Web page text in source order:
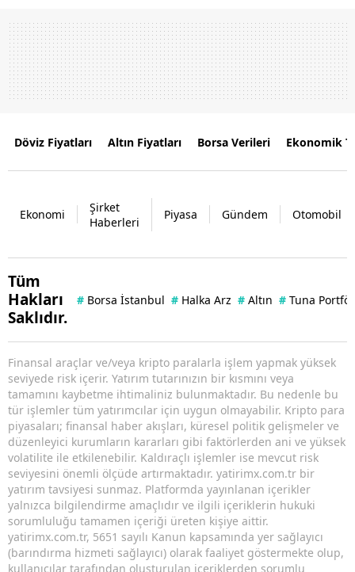
Döviz Fiyatları Altın Fiyatları Borsa Verileri Ekonomik
Ekonomi
Şirket
Haberleri
Piyasa Gündem Otomobil
Tüm
Hakları
Saklıdır.
# Borsa İstanbul # Halka Arz # Altın # Tuna
Finansal araçlar ve/veya kripto paralarla işlem yapmak yüksek
seviyede risk içerir. Yatırım tutarınızın bir kısmını veya
tamamını kaybetme ihtimaliniz bulunmaktadır. Bu nedenle bu
tür işlemler tüm yatırımcılar için uygun olmayabilir. Kripto para
piyasaları; finansal haber akışları, küresel politik gelişmeler ve
düzenleyici kurumların kararları gibi faktörlerden ani ve yüksek
volatilite ile etkilenebilir. Kaldıraçlı işlemler ise mevcut risk
seviyesini önemli ölçüde artırmaktadır. yatirimx.com.tr bir
yatırım tavsiyesi sunmaz. Platformda yayınlanan içerikler
yalnızca bilgilendirme amaçlıdır ve ilgili içeriklerin hukuki
sorumluluğu tamamen içeriği üreten kişiye aittir.
yatirimx.com.tr, 5651 sayılı Kanun kapsamında yer sağlayıcı
(barındırma hizmeti sağlayıcı) olarak faaliyet göstermekte olup,
kullanıcılar tarafından oluşturulan içeriklerden sorumlu